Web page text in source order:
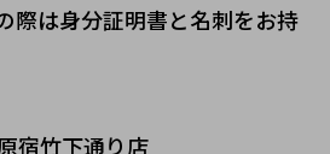
際は身分証明書と名刺をお持
宿竹下通り店